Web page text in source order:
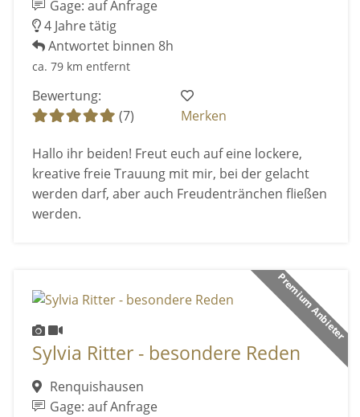
Gage: auf Anfrage
4 Jahre tätig
Antwortet binnen 8h
ca. 79 km entfernt
Bewertung:
(7)
Merken
Hallo ihr beiden! Freut euch auf eine lockere,
kreative freie Trauung mit mir, bei der gelacht
werden darf, aber auch Freudentränchen fließen
werden.
Premium Anbieter
Sylvia Ritter - besondere Reden
Renquishausen
Gage: auf Anfrage